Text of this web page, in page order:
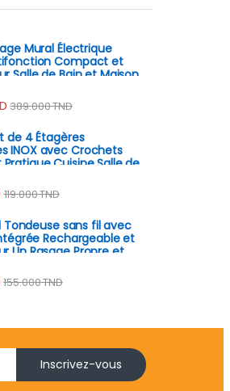
Mural Électrique
Compact et
Salle de Bain et Maison
389.000TND
de 4 Étagères
INOX avec Crochets
Cuisine Salle de
119.000TND
Tondeuse sans fil avec
Rechargeable et
Un Rasage Propre et
155.000TND
Inscrivez-vous